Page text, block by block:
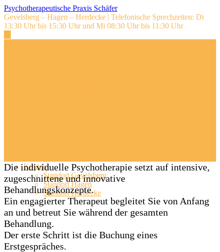
Skip
to
content
Psychotherapeutische Praxis Schäfer
Gevelsberg – Hagen – Herdecke | Telefonische Sprechzeiten: Di
13:30 Uhr bis 15:30 Uhr und Mi 08:30 Uhr bis 11:30 Uhr
Kontakt
Standort Gevelsberg
Standort Hagen
Standort Herdecke
Die individuelle Psychotherapie setzt auf intensive,
zugeschnittene und innovative
Behandlungskonzepte.
Ein engagierter Therapeut begleitet Sie von Anfang
an und betreut Sie während der gesamten
Behandlung.
Der erste Schritt ist die Buchung eines
Erstgespräches.